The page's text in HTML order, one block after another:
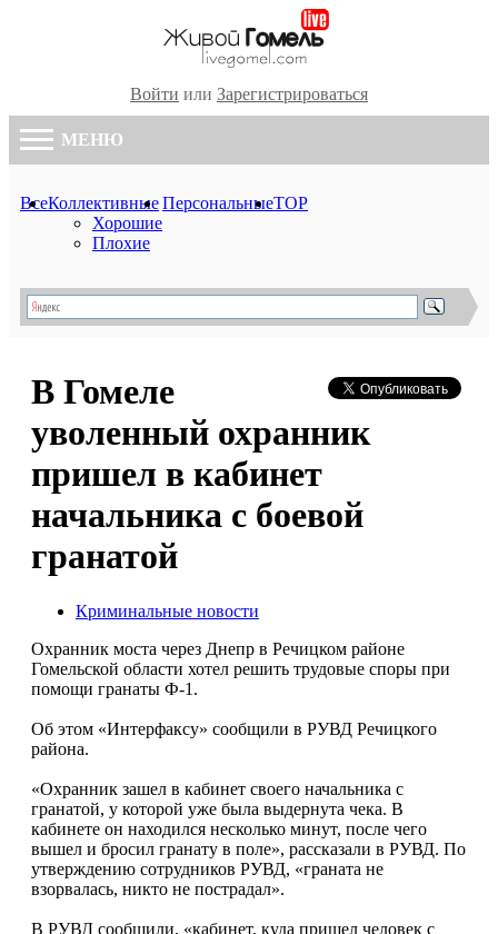
Войти или Зарегистрироваться
МЕНЮ
ВсеКоллективные
Хорошие
Плохие
ПерсональныеTOP
В Гомеле
уволенный охранник
пришел в кабинет
начальника с боевой
гранатой
Криминальные новости
Охранник моста через Днепр в Речицком районе
Гомельской области хотел решить трудовые споры при
помощи гранаты Ф-1.
Об этом «Интерфаксу» сообщили в РУВД Речицкого
района.
«Охранник зашел в кабинет своего начальника с
гранатой, у которой уже была выдернута чека. В
кабинете он находился несколько минут, после чего
вышел и бросил гранату в поле», рассказали в РУВД. По
утверждению сотрудников РУВД, «граната не
взорвалась, никто не пострадал».
В РУВД сообщили, «кабинет, куда пришел человек с